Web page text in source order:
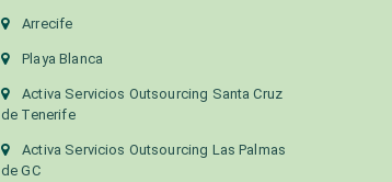
Arrecife
Playa Blanca
Activa Servicios Outsourcing Santa Cruz
de Tenerife
Activa Servicios Outsourcing Las Palmas
de GC